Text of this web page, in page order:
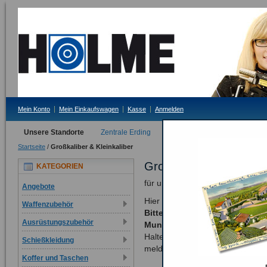
Mein Konto Mein Einkaufswagen Kasse Anmelden
Unsere Standorte Zentrale Erding
Startseite / Großkaliber & Kleinkaliber
Großkaliber &
für unsere Großkaliberschützen
Hier finden Sie
Bitte beachten: Verkauf von
Munition nur nach den
Halten Sie sich daran - wir
melden!
KATEGORIEN
Angebote
Waffenzubehör
Ausrüstungszubehör
Schießkleidung
Koffer und Taschen